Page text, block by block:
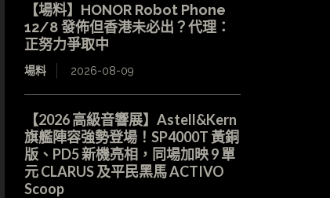
【場料】HONOR Robot Phone
12/8 發佈但香港未必出？代理：
正努力爭取中
場料 2026-08-09
【2026 高級音響展】Astell&Kern
旗艦陣容強勢登場！SP4000T 黃銅
版、PD5 新機亮相，同場加映 9 單
元 CLARUS 及平民黑馬 ACTIVO
Scoop